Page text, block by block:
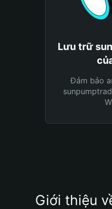
Lưu trữ
Đảm bảo
Giới thiệu